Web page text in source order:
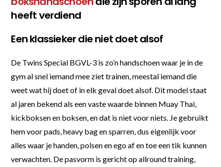
heeft verdiend
Een klassieker die niet doet alsof
De Twins Special BGVL-3 is zo’n handschoen waar je in de
gym al snel iemand mee ziet trainen, meestal iemand die
weet wat hij doet of in elk geval doet alsof. Dit model staat
al jaren bekend als een vaste waarde binnen Muay Thai,
kickboksen en boksen, en dat is niet voor niets. Je gebruikt
hem voor pads, heavy bag en sparren, dus eigenlijk voor
alles waar je handen, polsen en ego af en toe een tik kunnen
verwachten. De pasvorm is gericht op allround training,